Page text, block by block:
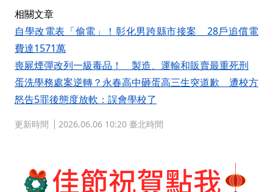
相關文章
自學改電表「偷電」！彰化男跨縣市接案 28戶追償電
費達1571萬
喪屍煙彈改列一級毒品！ 製造、運輸和販賣最重死刑
蛋洗學務處案逆轉？永春高中砸蛋高三生突道歉 遭校方
怒告5罪後態度放軟：誤會學校了
更新時間 2026.06.06 10:20 臺北時間